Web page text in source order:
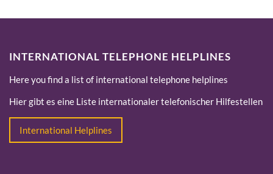
INTERNATIONAL TELEPHONE HELPLINES
Here you find a list of international telephone helplines
Hier gibt es eine Liste internationaler telefonischer Hilfestellen
International Helplines